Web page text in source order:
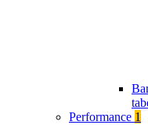
Performance 1